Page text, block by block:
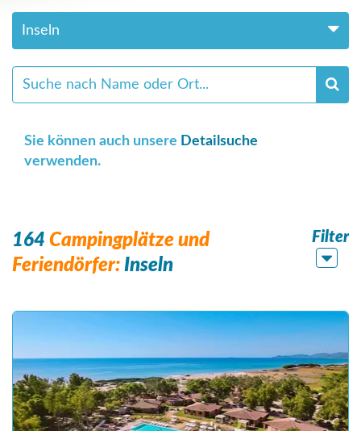
Inseln
Sie können auch unsere Detailsuche
verwenden.
164 Campingplätze und
Feriendörfer: Inseln
Filter